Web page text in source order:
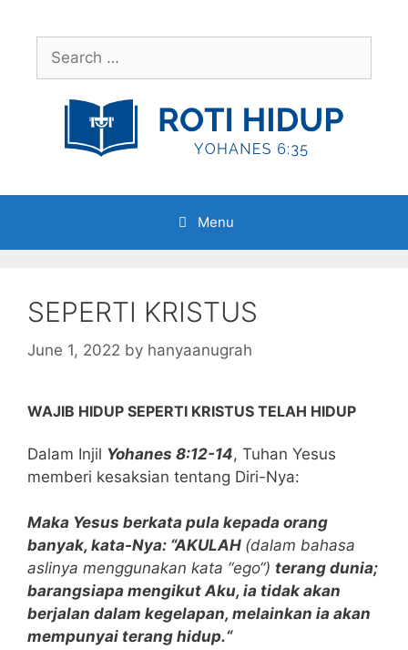
contentSearch
for:
Menu
SEPERTI KRISTUS
June 1, 2022 by hanyaanugrah
WAJIB HIDUP SEPERTI KRISTUS TELAH HIDUP
Dalam Injil Yohanes 8:12-14, Tuhan Yesus
memberi kesaksian tentang Diri-Nya:
Maka Yesus berkata pula kepada orang
banyak, kata-Nya: “AKULAH (dalam bahasa
aslinya menggunakan kata “ego“) terang dunia;
barangsiapa mengikut Aku, ia tidak akan
berjalan dalam kegelapan, melainkan ia akan
mempunyai terang hidup.“